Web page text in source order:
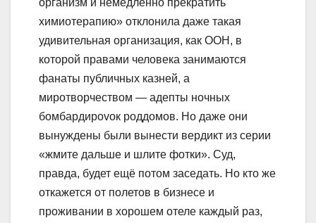
организм и немедленно прекратить
химиотерапию» отклонила даже такая
удивительная организация, как ООН, в
которой правами человека занимаются
фанаты публичных казней, а
миротворчеством — адепты ночных
бомбардироvок роддомов. Но даже они
вынуждены были вынести вердикт из серии
«жмите дальше и шлите фотки». Суд,
правда, будет ещё потом заседать. Но кто же
откажется от полетов в бизнесе и
проживании в хорошем отеле каждый раз,